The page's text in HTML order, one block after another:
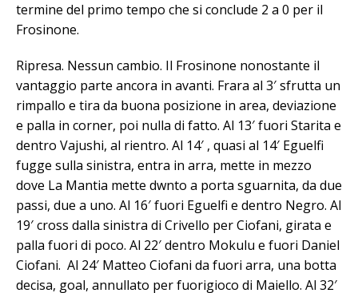
termine del primo tempo che si conclude 2 a 0 per il
Frosinone.
Ripresa. Nessun cambio. Il Frosinone nonostante il
vantaggio parte ancora in avanti. Frara al 3′ sfrutta un
rimpallo e tira da buona posizione in area, deviazione
e palla in corner, poi nulla di fatto. Al 13′ fuori Starita e
dentro Vajushi, al rientro. Al 14′ , quasi al 14′ Eguelfi
fugge sulla sinistra, entra in arra, mette in mezzo
dove La Mantia mette dwnto a porta sguarnita, da due
passi, due a uno. Al 16′ fuori Eguelfi e dentro Negro. Al
19′ cross dalla sinistra di Crivello per Ciofani, girata e
palla fuori di poco. Al 22′ dentro Mokulu e fuori Daniel
Ciofani. Al 24′ Matteo Ciofani da fuori arra, una botta
decisa, goal, annullato per fuorigioco di Maiello. Al 32′